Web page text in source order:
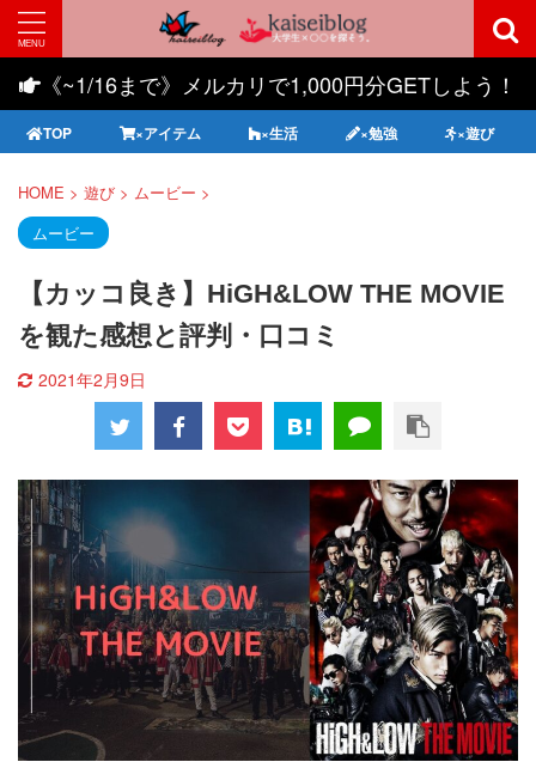
《~1/16まで》メルカリで1,000円分GETしよう！
TOP ×アイテム ×生活 ×勉強 ×遊び
HOME > 遊び > ムービー >
ムービー
【カッコ良き】HiGH&LOW THE MOVIE
を観た感想と評判・口コミ
2021年2月9日